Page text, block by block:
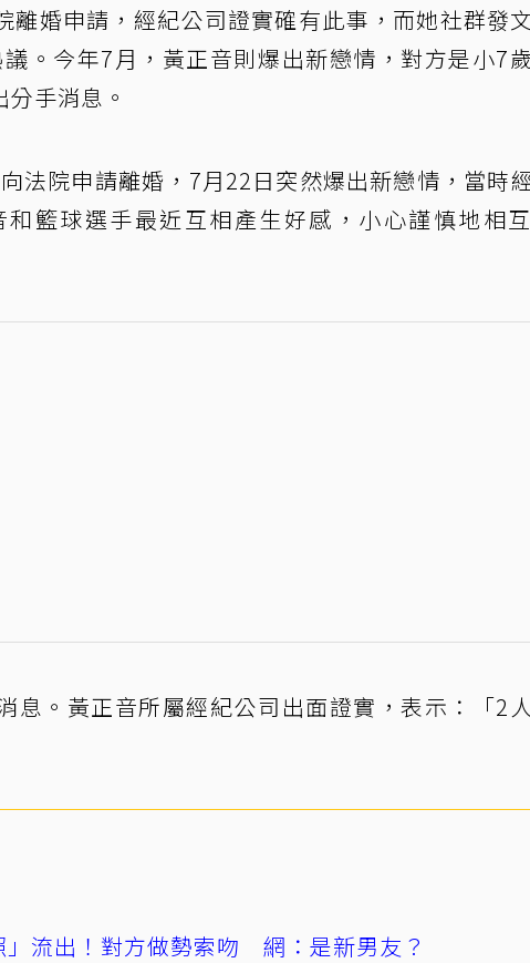
離婚申請，經紀公司證實確有此事，而她社群發
。今年7月，黃正音則爆出新戀情，對方是小7
手消息。
法院申請離婚，7月22日突然爆出新戀情，當時
和籃球選手最近互相產生好感，小心謹慎地相
息。黃正音所屬經紀公司出面證實，表示：「2
」流出！對方做勢索吻 網：是新男友？